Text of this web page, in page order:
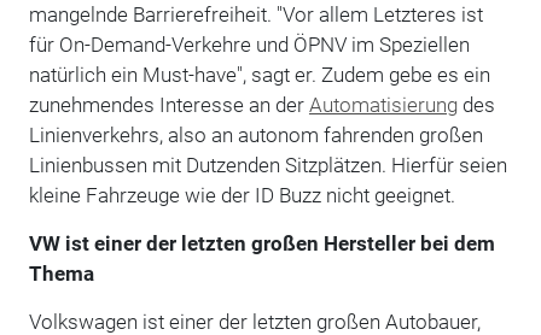
mangelnde Barrierefreiheit. "Vor allem Letzteres ist
für On-Demand-Verkehre und ÖPNV im Speziellen
natürlich ein Must-have", sagt er. Zudem gebe es ein
zunehmendes Interesse an der Automatisierungdes
Linienverkehrs, also an autonom fahrenden großen
Linienbussen mit Dutzenden Sitzplätzen. Hierfür seien
kleine Fahrzeuge wie der ID Buzz nicht geeignet.
VW ist einer der letzten großen Hersteller bei dem
Thema
Volkswagen ist einer der letzten großen Autobauer,